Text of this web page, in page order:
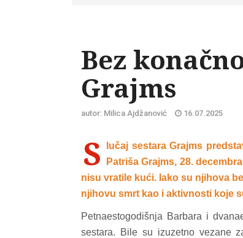
Bez
Grajms
autor: Milica Ajdžanović 16.07.2025
S
lučaj sestara Grajms
Patriša Grajms, 28.
nisu vratile kući. Iako su njihova
njihovu smrt kao i aktivnosti koje
Petnaestogodišnja Barbara i
sestara. Bile su izuzetno vezane